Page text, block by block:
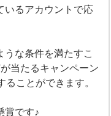
いるアカウントで応
な条件を満たすこ
当たるキャンペーン
ことができます。
賞です♪